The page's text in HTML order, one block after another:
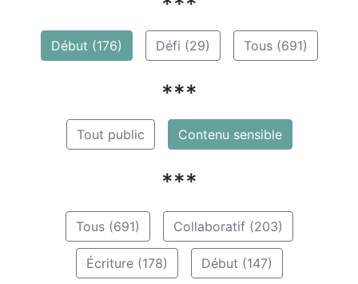
Début (176) Défi (29) Tous (691)
***
Tout public Contenu sensible
***
Tous (691) Collaboratif (203)
Écriture (178) Début (147)